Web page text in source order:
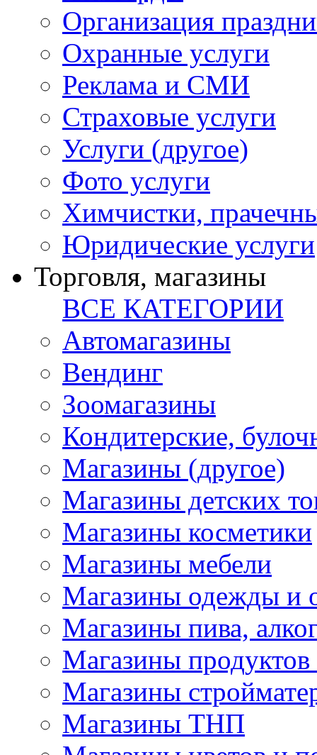
Организация
Охранные услуги
Реклама и СМИ
Страховые услуги
Услуги (другое)
Фото услуги
Химчистки,
Юридические услуги
Торговля, магазины
ВСЕ КАТЕГОРИИ
Автомагазины
Вендинг
Зоомагазины
Кондитерские,
Магазины (другое)
Магазины детских
Магазины косметики
Магазины мебели
Магазины одежды и
Магазины пива,
Магазины продуктов
Магазины
Магазины ТНП